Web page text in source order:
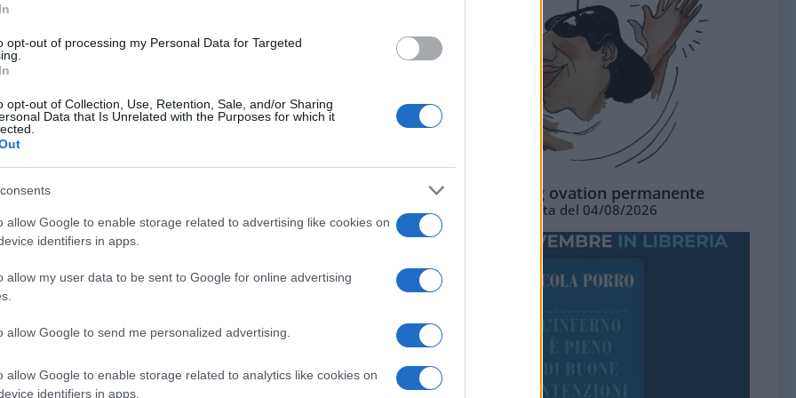
opt-out of processing my Personal Data for Targeted
opt-out of Collection, Use, Retention, Sale, and/or Sharing
Data that Is Unrelated with the Purposes for which it
allow Google to enable storage related to advertising like cookies on
identifiers in apps.
allow my user data to be sent to Google for online advertising
allow Google to send me personalized advertising.
allow Google to enable storage related to analytics like cookies on
identifiers in apps.
su Google
dibattito sull’autonomia regionale
Si tratta di una «secessione dei
grillina. Anche se con i numeri c’è
netto alla fiscalità generale
Lombardia, Veneto ed Emilia-Romagna
fiscale, se non in minima parte, ma
Tremonti, quando ancora non aveva
pubblicò un saggio lucidissimo, terzo
degli italianie proseguito conLa fiera delle
La standing ovation permanente
Vignetta del 04/08/2026